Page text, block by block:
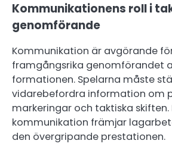
Kommunikationens roll i
genomförande
Kommunikation är avgörande
framgångsrika genomförandet
formationen. Spelarna måste
vidarebefordra information om
markeringar och taktiska skiften.
kommunikation främjar
den övergripande prestationen.